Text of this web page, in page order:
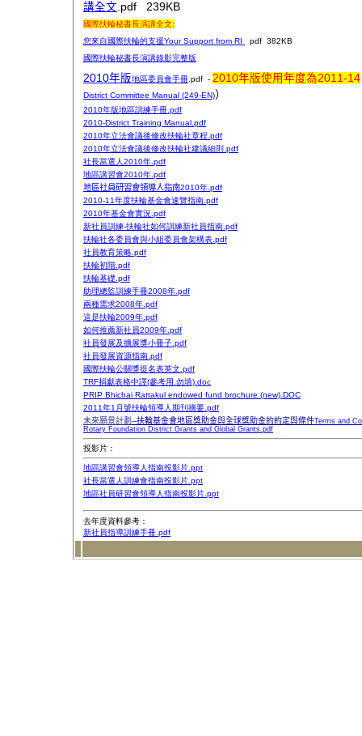
講全文.pdf 239KB
國際扶輪秘書長演講全文:
您來自國際扶輪的支援Your Support from RI
pdf 382KB
國際扶輪秘書長演講錄影完整版
2010年版地區委員會手冊 .pdf - 2010年版使用年度為2011-14
District Committee Manual (249-EN)）
2010年版地區訓練手冊.pdf
2010-District Training Manual.pdf
2010年立法會議後修改扶輪社章程.pdf
2010年立法會議後修改扶輪社建議細則.pdf
社長當選人2010年.pdf
地區講習會2010年.pdf
地區社員研習會領導人指南2010年.pdf
2010-11年度扶輪基金會速覽指南.pdf
2010年基金會實況.pdf
新社員訓練-扶輪社如何訓練新社員指南.pdf
扶輪社各委員會與小組委員會架構表.pdf
社員教育策略.pdf
扶輪初階.pdf
扶輪基礎.pdf
助理總監訓練手冊2008年.pdf
兩種需求2008年.pdf
這是扶輪2009年.pdf
如何推薦新社員2009年.pdf
社員發展及擴展獎小冊子.pdf
社員發展資源指南.pdf
國際扶輪公關獎提名表英文.pdf
TRF捐獻表格中譯(參考用.勿填).doc
PRIP Bhichai Rattakul endowed fund brochure (new).DOC
2011年1月號扶輪領導人期刊摘要.pdf
未來願景計劃--扶輪基金會地區獎助金與全球獎助金的約定與條件Terms and
Rotary Foundation District Grants and Global Grants.pdf
投影片：
地區講習會領導人指南投影片.ppt
社長當選人訓練會指南投影片.ppt
地區社員研習會領導人指南投影片.ppt
去年度資料參考：
新社員指導訓練手冊.pdf